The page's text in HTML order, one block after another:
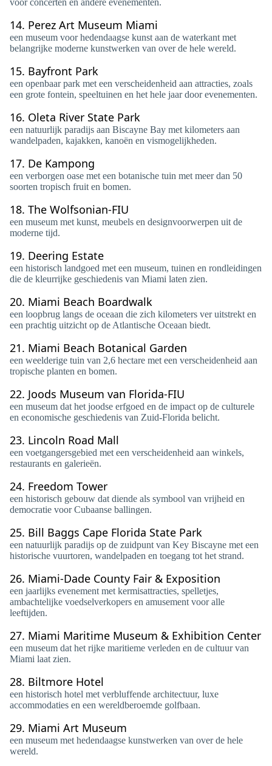
voor concerten en andere evenementen.
14. Perez Art Museum Miami
een museum voor hedendaagse kunst aan de waterkant met
belangrijke moderne kunstwerken van over de hele wereld.
15. Bayfront Park
een openbaar park met een verscheidenheid aan attracties, zoals
een grote fontein, speeltuinen en het hele jaar door evenementen.
16. Oleta River State Park
een natuurlijk paradijs aan Biscayne Bay met kilometers aan
wandelpaden, kajakken, kanoën en vismogelijkheden.
17. De Kampong
een verborgen oase met een botanische tuin met meer dan 50
soorten tropisch fruit en bomen.
18. The Wolfsonian-FIU
een museum met kunst, meubels en designvoorwerpen uit de
moderne tijd.
19. Deering Estate
een historisch landgoed met een museum, tuinen en rondleidingen
die de kleurrijke geschiedenis van Miami laten zien.
20. Miami Beach Boardwalk
een loopbrug langs de oceaan die zich kilometers ver uitstrekt en
een prachtig uitzicht op de Atlantische Oceaan biedt.
21. Miami Beach Botanical Garden
een weelderige tuin van 2,6 hectare met een verscheidenheid aan
tropische planten en bomen.
22. Joods Museum van Florida-FIU
een museum dat het joodse erfgoed en de impact op de culturele
en economische geschiedenis van Zuid-Florida belicht.
23. Lincoln Road Mall
een voetgangersgebied met een verscheidenheid aan winkels,
restaurants en galerieën.
24. Freedom Tower
een historisch gebouw dat diende als symbool van vrijheid en
democratie voor Cubaanse ballingen.
25. Bill Baggs Cape Florida State Park
een natuurlijk paradijs op de zuidpunt van Key Biscayne met een
historische vuurtoren, wandelpaden en toegang tot het strand.
26. Miami-Dade County Fair & Exposition
een jaarlijks evenement met kermisattracties, spelletjes,
ambachtelijke voedselverkopers en amusement voor alle
leeftijden.
27. Miami Maritime Museum & Exhibition Center
een museum dat het rijke maritieme verleden en de cultuur van
Miami laat zien.
28. Biltmore Hotel
een historisch hotel met verbluffende architectuur, luxe
accommodaties en een wereldberoemde golfbaan.
29. Miami Art Museum
een museum met hedendaagse kunstwerken van over de hele
wereld.